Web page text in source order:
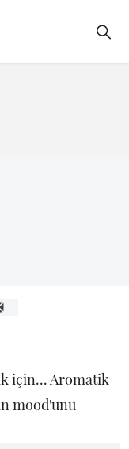
için... Aromatik
mood'unu